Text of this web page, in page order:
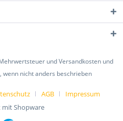
und Versandkosten und
nicht anders beschrieben
AGB
Impressum
mit Shopware